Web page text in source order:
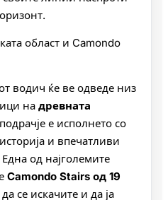
област и Camondo
водич ќе ве одведе низ
на древната
е исполнето со
и впечатливи
од најголемите
Camondo Stairs од 19
се искачите и да ја